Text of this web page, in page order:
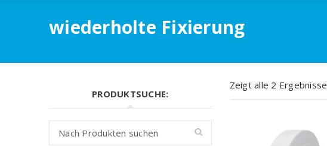
wiederholte Fixierung
PRODUKTSUCHE:
Zeigt alle 2 Ergebnisse